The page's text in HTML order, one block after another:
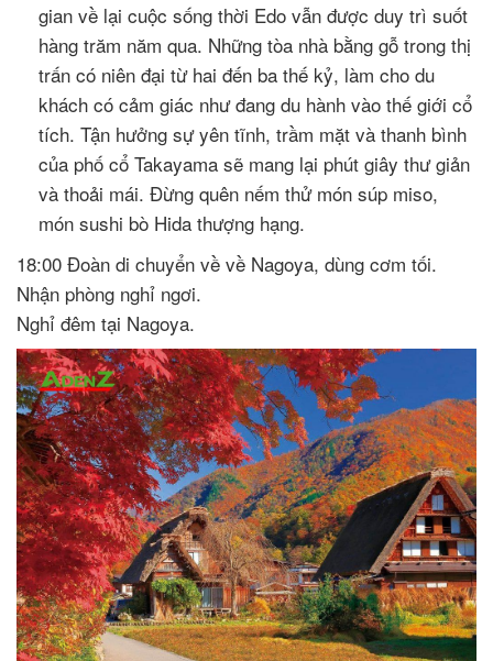
gian về lại cuộc sống thời Edo vẫn được duy trì suốt
hàng trăm năm qua. Những tòa nhà bằng gỗ trong thị
trấn có niên đại từ hai đến ba thế kỷ, làm cho du
khách có cảm giác như đang du hành vào thế giới cổ
tích. Tận hưởng sự yên tĩnh, trầm mặt và thanh bình
của phố cổ Takayama sẽ mang lại phút giây thư giản
và thoải mái. Đừng quên nếm thử món súp miso,
món sushi bò Hida thượng hạng.
18:00 Đoàn di chuyển về về Nagoya, dùng cơm tối.
Nhận phòng nghỉ ngơi.
Nghỉ đêm tại Nagoya.